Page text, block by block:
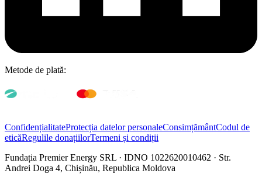
Metode de plată:
ConfidențialitateProtecția datelor personaleConsimțământCodul de
eticăRegulile donațiilorTermeni și condiții
Fundația Premier Energy SRL · IDNO 1022620010462 · Str.
Andrei Doga 4, Chișinău, Republica Moldova